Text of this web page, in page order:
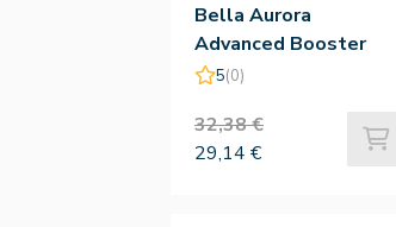
Bella Aurora
Advanced Booster
Aha 30 Ml
5(0)
32,38 €
29,14 €